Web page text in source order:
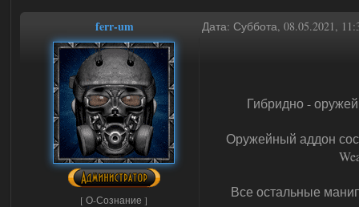
ferr-um Дата: Суббота, 08.05.2021,
[ О-Сознание ]
Гибридно -
Оружейный аддон
Все остальные